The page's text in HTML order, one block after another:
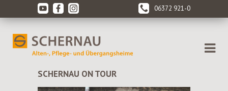
06372 921-0
SCHERNAU ON TOUR